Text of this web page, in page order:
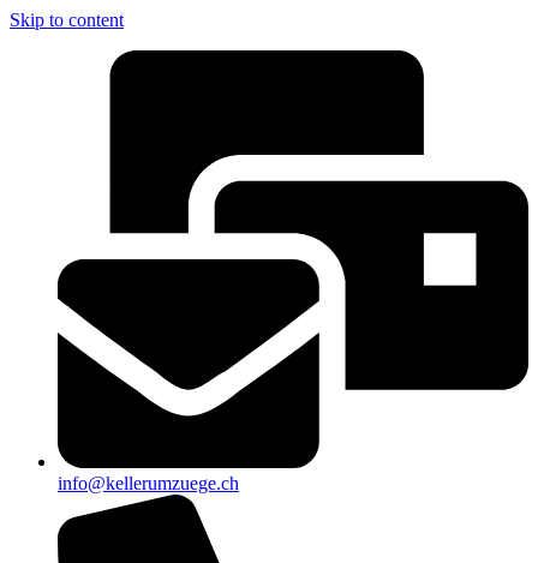
Skip to content
info@kellerumzuege.ch